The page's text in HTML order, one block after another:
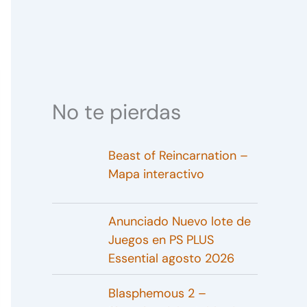
No te pierdas
Beast of Reincarnation –
Mapa interactivo
Anunciado Nuevo lote de
Juegos en PS PLUS
Essential agosto 2026
Blasphemous 2 –